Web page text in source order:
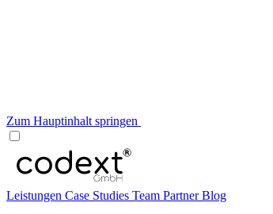
Zum Hauptinhalt springen
Leistungen Case Studies Team PartnerBlog